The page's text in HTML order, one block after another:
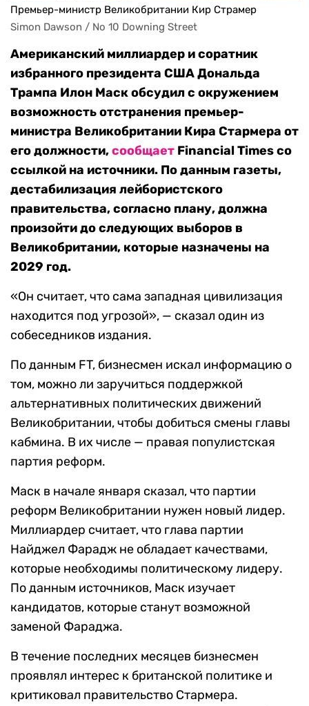
Премьер-министр Великобритании Кир Страмер
Simon Dawson / No 10 Downing Street
Американский миллиардер и соратник
избранного президента США Дональда
Трампа Илон Маск обсудил с окружением
возможность отстранения премьер-
министра Великобритании Кира Стармера от
его должности,сообщает Financial Times со
ссылкой на источники. По данным газеты,
дестабилизация лейбористского
правительства, согласно плану, должна
произойти до следующих выборов в
Великобритании, которые назначены на
2029 год.
«Он считает, что сама западная цивилизация
находится под угрозой», — сказал один из
собеседников издания.
По данным FT, бизнесмен искал информацию о
том, можно ли заручиться поддержкой
альтернативных политических движений
Великобритании, чтобы добиться смены главы
кабмина. В их числе — правая популистская
партия реформ.
Маск в начале января сказал, что партии
реформ Великобритании нужен новый лидер.
Миллиардер считает, что глава партии
Найджел Фарадж не обладает качествами,
которые необходимы политическому лидеру.
По данным источников, Маск изучает
кандидатов, которые станут возможной
заменой Фараджа.
В течение последних месяцев бизнесмен
проявлял интерес к британской политике и
критиковал правительство Стармера.